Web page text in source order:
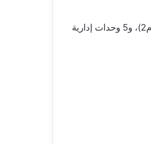
وأشار المهندس المهندس أحمد عبد الجابر، رئيس جهاز تنمية مدينة بني سويف الجديدة، إلى أنه تم طرح 11محلاً تجارياً، وصيدلية بمساحات تتراوح من (14م2 : 98م2)، و5 وحدات إدارية